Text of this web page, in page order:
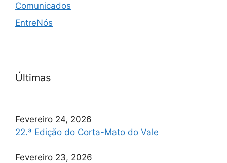
Comunicados
EntreNós
Últimas
Fevereiro 24, 2026
22.ª Edição do Corta-Mato do Vale
Fevereiro 23, 2026